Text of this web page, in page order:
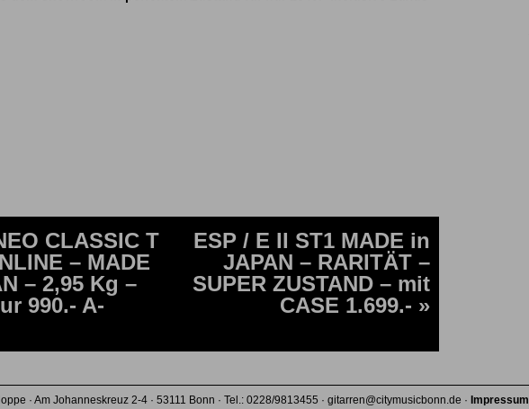
CLASSIC T
– MADE
– 2,95 Kg –
990.- A-
ESP / E II ST1 MADE in
JAPAN – RARITÄT –
SUPER ZUSTAND – mit
CASE 1.699.- »
· Am Johanneskreuz 2-4 · 53111 Bonn · Tel.: 0228/9813455 · gitarren@citymusicbonn.de · Impressum